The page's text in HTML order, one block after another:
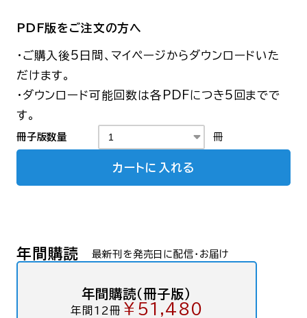
PDF版をご注文の方へ
・ご購入後5日間、マイページからダウンロードいた
だけます。
・ダウンロード可能回数は各PDFにつき5回までで
す。
冊子版数量 冊
カートに入れる
年間購読 最新刊を発売日に配信・お届け
年間購読（冊子版）
年間12冊 ￥51,480